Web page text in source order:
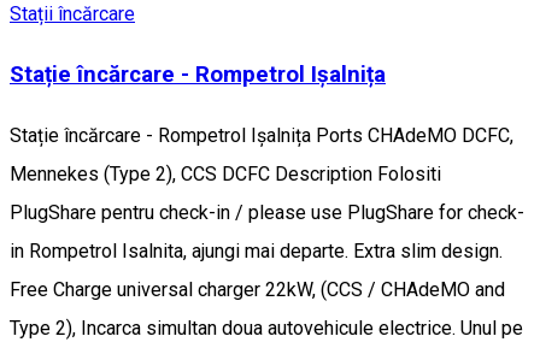
Stații încărcare
Stație încărcare - Rompetrol Ișalnița
Stație încărcare - Rompetrol Ișalnița Ports CHAdeMO DCFC,
Mennekes (Type 2), CCS DCFC Description Folositi
PlugShare pentru check-in / please use PlugShare for check-
in Rompetrol Isalnita, ajungi mai departe. Extra slim design.
Free Charge universal charger 22kW, (CCS / CHAdeMO and
Type 2), Incarca simultan doua autovehicule electrice. Unul pe